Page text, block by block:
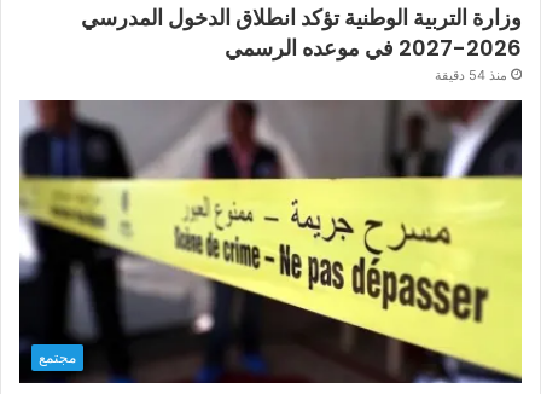
وزارة التربية الوطنية تؤكد انطلاق الدخول المدرسي
2026-2027 في موعده الرسمي
منذ 54 دقيقة
مجتمع